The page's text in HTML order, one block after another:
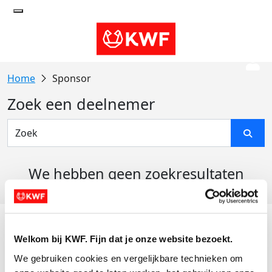
Welkom bij KWF. Fijn dat je onze website bezoekt.
We gebruiken cookies en vergelijkbare technieken om
Sponsor
Zoek een deelnemer
We hebben geen zoekresultaten
Actiematerialen
Evenementen